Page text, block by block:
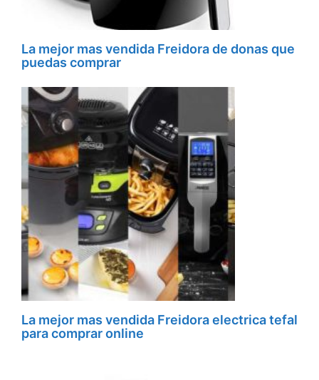
La mejor mas vendida Freidora de donas que
puedas comprar
La mejor mas vendida Freidora electrica tefal
para comprar online